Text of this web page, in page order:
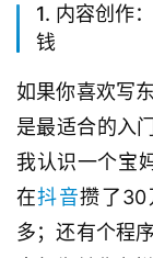
1. 内容创作
钱
如果你喜欢写
是最适合的入
我认识一个宝
在抖音攒了30
多；还有个程